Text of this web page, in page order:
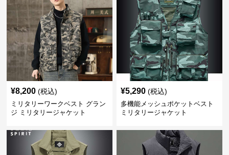
¥8,200 (税込)
ミリタリーワークベスト グラン
ジ ミリタリージャケット
¥5,290 (税込)
多機能メッシュポケットベスト
ミリタリージャケット